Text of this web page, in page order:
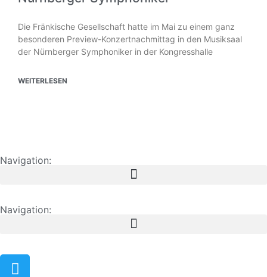
Die Fränkische Gesellschaft hatte im Mai zu einem ganz
besonderen Preview-Konzertnachmittag in den Musiksaal
der Nürnberger Symphoniker in der Kongresshalle
WEITERLESEN
Navigation:
Navigation: